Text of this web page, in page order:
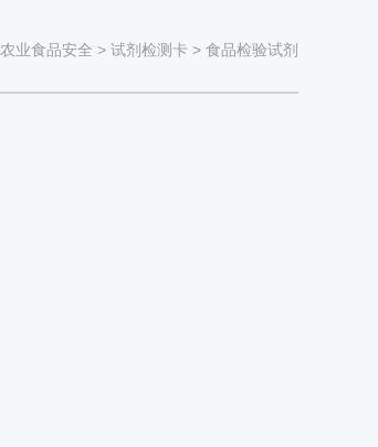
农业食品安全 > 试剂检测卡 > 食品检验试剂